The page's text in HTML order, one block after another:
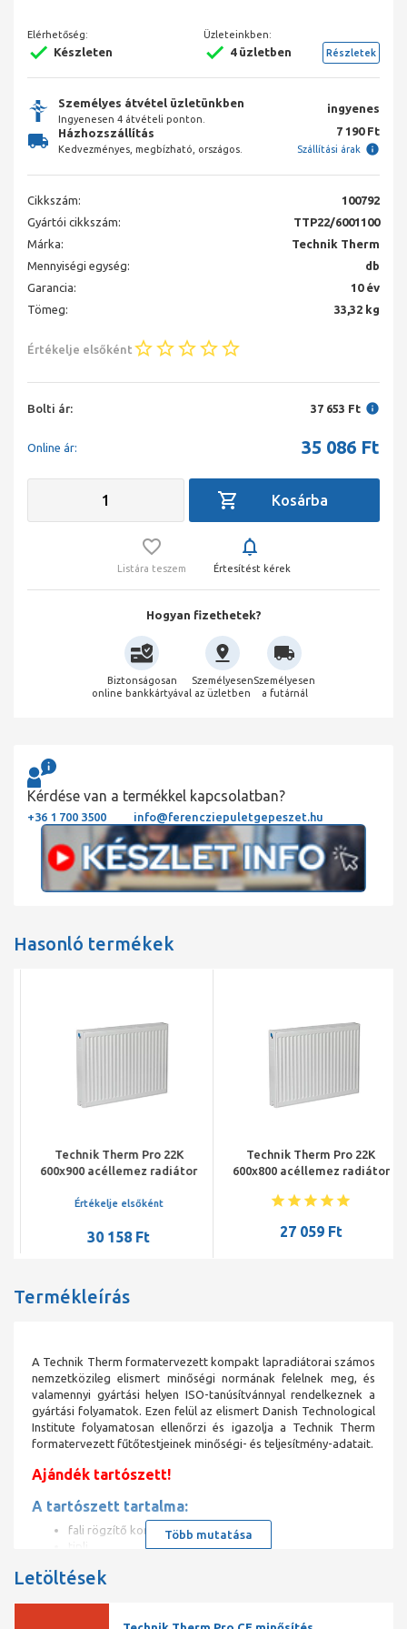
Elérhetőség:
Készleten
Üzleteinkben:
4 üzletben Részletek
Személyes átvétel üzletünkben
Ingyenesen 4 átvételi ponton.
ingyenes
Házhozszállítás
Kedvezményes, megbízható, országos.
7 190 Ft
Szállítási árak
Cikkszám:
100792
Gyártói cikkszám:
TTP22/6001100
Márka:
Technik Therm
Mennyiségi egység:
db
Garancia:
10 év
Tömeg:
33,32 kg
Értékelje elsőként
Bolti ár: 37 653 Ft
Online ár: 35 086 Ft
Listára teszem Értesítést kérek
Hogyan fizethetek?
Biztonságosan
online bankkártyával
Személyesen
az üzletben
Személyesen
a futárnál
Kérdése van a termékkel kapcsolatban?
+36 1 700 3500 info@ferencziepuletgepeszet.hu
Hasonló termékek
Technik Therm Pro 22K
600x900 acéllemez radiátor
Értékelje elsőként
30 158 Ft
Technik Therm Pro 22K
600x800 acéllemez radiátor
27 059 Ft
Termékleírás
A Technik Therm formatervezett kompakt lapradiátorai számos
nemzetközileg elismert minőségi normának felelnek meg, és
valamennyi gyártási helyen ISO-tanúsítvánnyal rendelkeznek a
gyártási folyamatok. Ezen felül az elismert Danish Technological
Institute folyamatosan ellenőrzi és igazolja a Technik Therm
formatervezett fűtőtestjeinek minőségi- és teljesítmény-adatait.
Ajándék tartószett!
A tartószett tartalma:
fali rögzítő konzol
tipli
kézi légtelenítő
Több mutatása
Letöltések